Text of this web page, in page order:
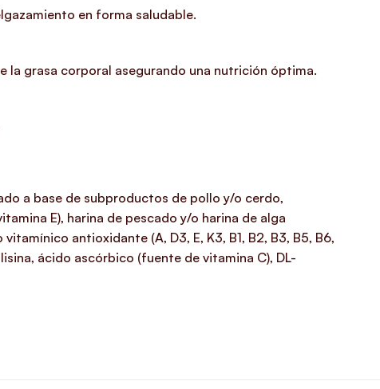
en forma saludable.
la grasa corporal asegurando una nutrición óptima.
a base de subproductos de pollo y/o cerdo,
E), harina de pescado y/o harina de alga
antioxidante (A, D3, E, K3, B1, B2, B3, B5, B6,
ácido ascórbico (fuente de vitamina C), DL-